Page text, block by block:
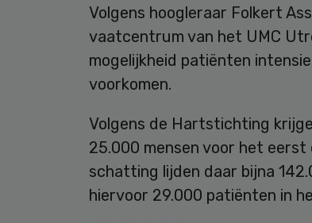
Volgens hoogleraar Folkert
vaatcentrum van het UMC
mogelijkheid patiënten
voorkomen.
Volgens de Hartstichting
25.000 mensen voor het
schatting lijden daar bijna
hiervoor 29.000 patiënten in